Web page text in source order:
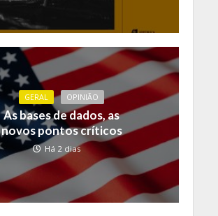
GERAL OPINIÃO
As bases de dados, as
novos pontos críticos
Há 2 dias